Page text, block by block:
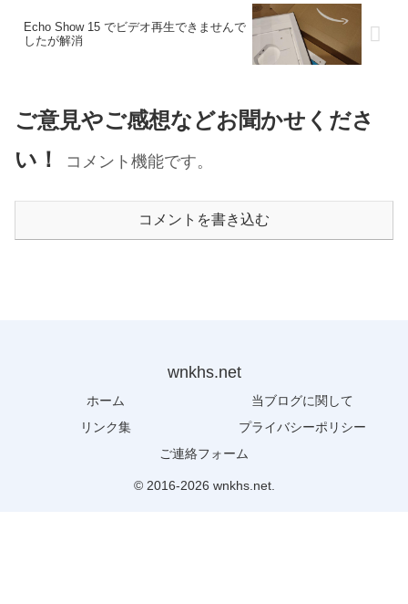
Echo Show 15 でビデオ再生できませんで
したが解消
ご意見やご感想などお聞かせくださ
い！
コメント機能です。
コメントを書き込む
wnkhs.net
ホーム
当ブログに関して
リンク集
プライバシーポリシー
ご連絡フォーム
© 2016-2026 wnkhs.net.